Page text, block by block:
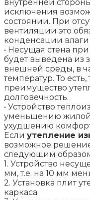
внутренней
исключения
состоянии. При
вентиляции это
конденсации
• Несущая стена
будет выведена из
внешней среды, в
температур. То
преимущество
долговечность.
• Устройство
уменьшению жилой
ухудшению
Если утепление
возможное
следующим
1. Устройство
мм, т.е. на 10 мм
2. Установка плит
каркаса.